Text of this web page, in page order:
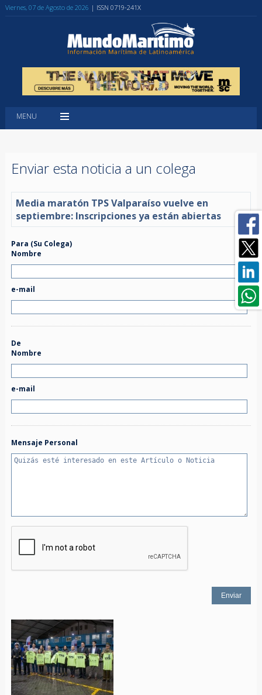
Viernes, 07 de Agosto de 2026 | ISSN 0719-241X
MENU
Enviar esta noticia a un colega
Media maratón TPS Valparaíso vuelve en
septiembre: Inscripciones ya están abiertas
Para (Su Colega)
Nombre
e-mail
De
Nombre
e-mail
Mensaje Personal